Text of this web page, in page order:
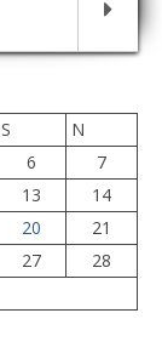
S
N
6
7
13
14
20
21
27
28